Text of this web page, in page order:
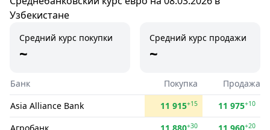
Узбекистане
Средний курс покупки
~
Средний курс продажи
~
Банк Покупка
Продажа
Asia Alliance Bank
11 915+15 11 975+10
+30 +20